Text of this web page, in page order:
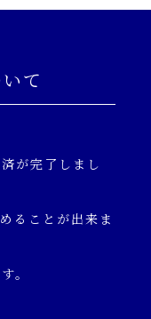
て
が完了しまし
ることが出来ま
。